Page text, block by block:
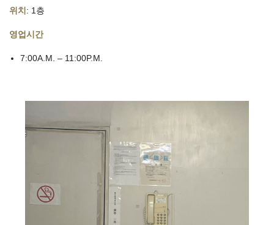
위치 : 1층
영업시간
7:00A.M. – 11:00P.M.